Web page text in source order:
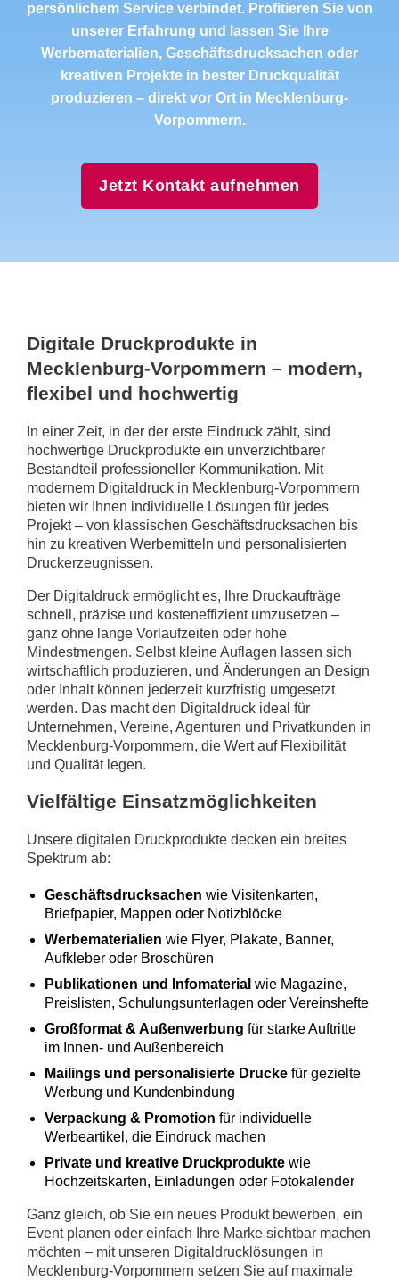
persönlichem Service verbindet. Profitieren Sie von
unserer Erfahrung und lassen Sie Ihre
Werbematerialien, Geschäftsdrucksachen oder
kreativen Projekte in bester Druckqualität
produzieren – direkt vor Ort in Mecklenburg-
Vorpommern.
Jetzt Kontakt aufnehmen
Digitale Druckprodukte in
Mecklenburg-Vorpommern – modern,
flexibel und hochwertig
In einer Zeit, in der der erste Eindruck zählt, sind
hochwertige Druckprodukte ein unverzichtbarer
Bestandteil professioneller Kommunikation. Mit
modernem Digitaldruck in Mecklenburg-Vorpommern
bieten wir Ihnen individuelle Lösungen für jedes
Projekt – von klassischen Geschäftsdrucksachen bis
hin zu kreativen Werbemitteln und personalisierten
Druckerzeugnissen.
Der Digitaldruck ermöglicht es, Ihre Druckaufträge
schnell, präzise und kosteneffizient umzusetzen –
ganz ohne lange Vorlaufzeiten oder hohe
Mindestmengen. Selbst kleine Auflagen lassen sich
wirtschaftlich produzieren, und Änderungen an Design
oder Inhalt können jederzeit kurzfristig umgesetzt
werden. Das macht den Digitaldruck ideal für
Unternehmen, Vereine, Agenturen und Privatkunden in
Mecklenburg-Vorpommern, die Wert auf Flexibilität
und Qualität legen.
Vielfältige Einsatzmöglichkeiten
Unsere digitalen Druckprodukte decken ein breites
Spektrum ab:
Geschäftsdrucksachen wie Visitenkarten,
Briefpapier, Mappen oder Notizblöcke
Werbematerialien wie Flyer, Plakate, Banner,
Aufkleber oder Broschüren
Publikationen und Infomaterial wie Magazine,
Preislisten, Schulungsunterlagen oder Vereinshefte
Großformat & Außenwerbung für starke Auftritte
im Innen- und Außenbereich
Mailings und personalisierte Drucke für gezielte
Werbung und Kundenbindung
Verpackung & Promotion für individuelle
Werbeartikel, die Eindruck machen
Private und kreative Druckprodukte wie
Hochzeitskarten, Einladungen oder Fotokalender
Ganz gleich, ob Sie ein neues Produkt bewerben, ein
Event planen oder einfach Ihre Marke sichtbar machen
möchten – mit unseren Digitaldrucklösungen in
Mecklenburg-Vorpommern setzen Sie auf maximale